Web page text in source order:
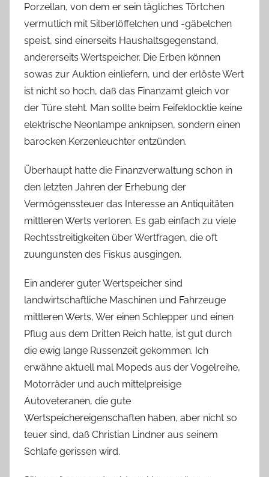
Porzellan, von dem er sein tägliches Törtchen
vermutlich mit Silberlöffelchen und -gäbelchen
speist, sind einerseits Haushaltsgegenstand,
andererseits Wertspeicher. Die Erben können
sowas zur Auktion einliefern, und der erlöste Wert
ist nicht so hoch, daß das Finanzamt gleich vor
der Türe steht. Man sollte beim Feifeklocktie keine
elektrische Neonlampe anknipsen, sondern einen
barocken Kerzenleuchter entzünden.
Überhaupt hatte die Finanzverwaltung schon in
den letzten Jahren der Erhebung der
Vermögenssteuer das Interesse an Antiquitäten
mittleren Werts verloren. Es gab einfach zu viele
Rechtsstreitigkeiten über Wertfragen, die oft
zuungunsten des Fiskus ausgingen.
Ein anderer guter Wertspeicher sind
landwirtschaftliche Maschinen und Fahrzeuge
mittleren Werts, Wer einen Schlepper und einen
Pflug aus dem Dritten Reich hatte, ist gut durch
die ewig lange Russenzeit gekommen. Ich
erwähne aktuell mal Mopeds aus der Vogelreihe,
Motorräder und auch mittelpreisige
Autoveteranen, die gute
Wertspeichereigenschaften haben, aber nicht so
teuer sind, daß Christian Lindner aus seinem
Schlafe gerissen wird.